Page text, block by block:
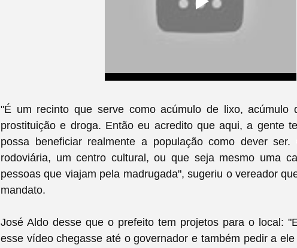
"É um recinto que serve como acúmulo de lixo, acúmulo
prostituição e droga. Então eu acredito que aqui, a gente
possa beneficiar realmente a população como dever
rodoviária, um centro cultural, ou que seja mesmo uma
pessoas que viajam pela madrugada", sugeriu o vereador
mandato.
José Aldo desse que o prefeito tem projetos para o local:
esse vídeo chegasse até o governador e também pedir a